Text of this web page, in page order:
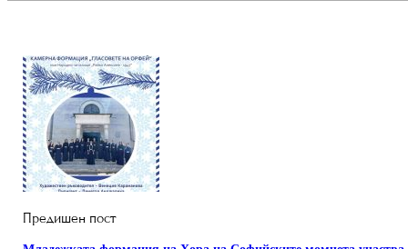
Предишен пост